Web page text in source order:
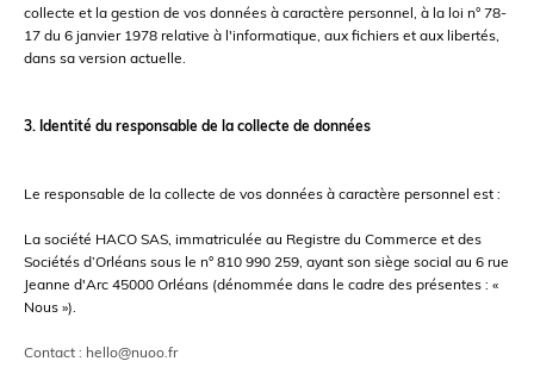
collecte et la gestion de vos données à caractère personnel, à la loi n° 78-
17 du 6 janvier 1978 relative à l'informatique, aux fichiers et aux libertés,
dans sa version actuelle.
3. Identité du responsable de la collecte de données
Le responsable de la collecte de vos données à caractère personnel est :
La société HACO SAS, immatriculée au Registre du Commerce et des
Sociétés d’Orléans sous le n° 810 990 259, ayant son siège social au 6 rue
Jeanne d'Arc 45000 Orléans (dénommée dans le cadre des présentes : «
Nous »).
Contact : hello@nuoo.fr